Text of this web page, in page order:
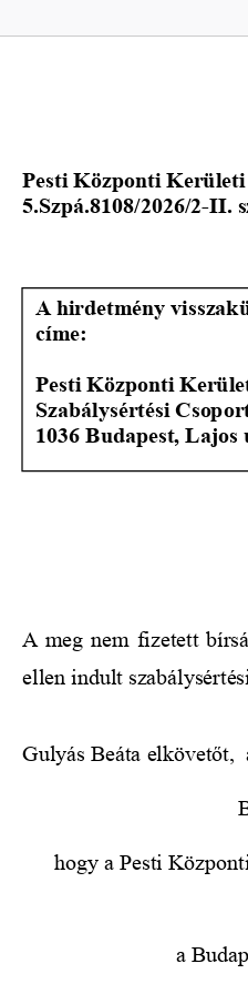
Pesti Központi
5.Szpá.8108/2026/2-II.
A meg nem fizetett
ellen indult
Gulyás Beáta elkövetőt,
hogy a Pesti
a
A hirdetmény
címe:
Pesti Központi
Szabálysértési
1036 Budapest, Lajos